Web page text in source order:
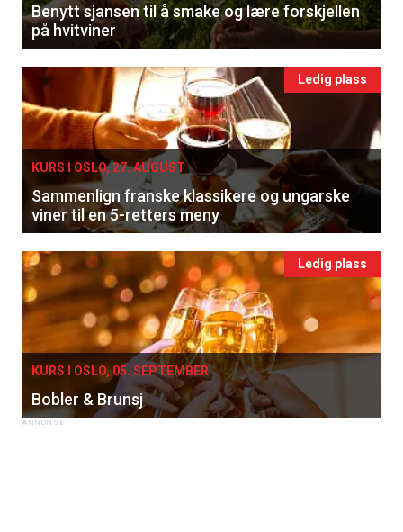
Benytt sjansen til å smake og lære forskjellen
på hvitviner
Ledig plass
KURS I OSLO, 27. AUGUST
Sammenlign franske klassikere og ungarske
viner til en 5-retters meny
Ledig plass
KURS I OSLO, 05. SEPTEMBER
Bobler & Brunsj